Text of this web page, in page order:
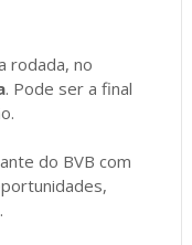
rodada, no
. Pode ser a final
do BVB com